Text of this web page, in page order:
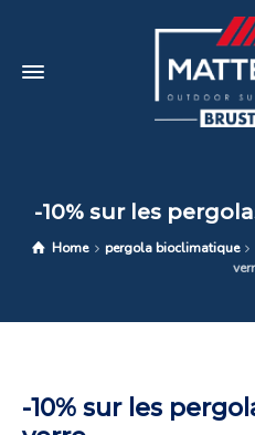
-10% sur les
Home pergola bioclimatique
-10% sur les